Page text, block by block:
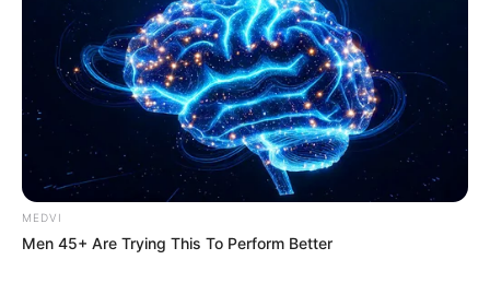
MEDVI
Men 45+ Are Trying This To Perform Better